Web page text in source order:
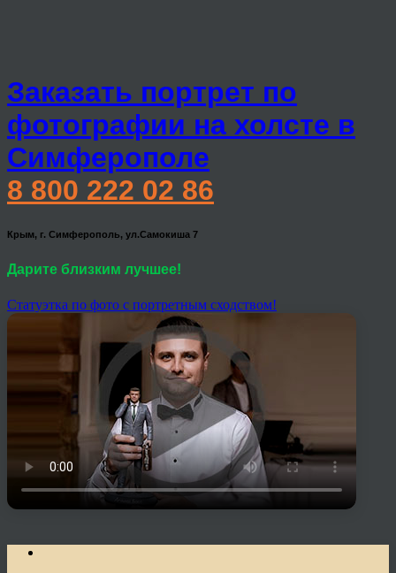
Заказать портрет по
фотографии на холсте в
Симферополе
8 800 222 02 86
Крым, г. Симферополь, ул.Самокиша 7
Дарите близким лучшее!
Статуэтка по фото с портретным сходством!